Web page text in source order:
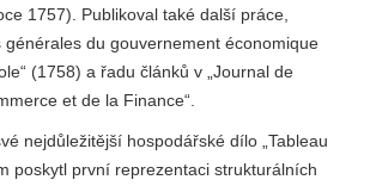
1757). Publikoval také další práce,
générales du gouvernement économique
(1758) a řadu článků v „Journal de
et de la Finance“.
nejdůležitější hospodářské dílo „Tableau
poskytl první reprezentaci strukturálních